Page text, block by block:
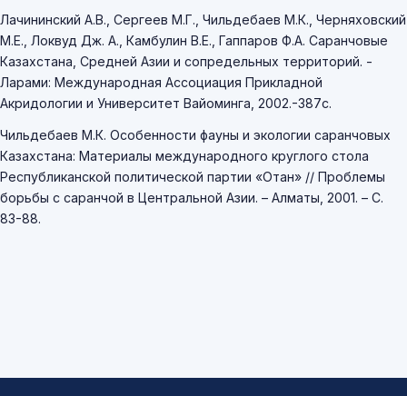
Лачининский А.В., Сергеев М.Г., Чильдебаев М.К., Черняховский
М.Е., Локвуд Дж. А., Камбулин В.Е., Гаппаров Ф.А. Саранчовые
Казахстана, Средней Азии и сопредельных территорий. -
Ларами: Международная Ассоциация Прикладной
Акридологии и Университет Вайоминга, 2002.-387с.
Чильдебаев М.К. Особенности фауны и экологии саранчовых
Казахстана: Материалы международного круглого стола
Республиканской политической партии «Отан» // Проблемы
борьбы с саранчой в Центральной Азии. – Алматы, 2001. – С.
83-88.